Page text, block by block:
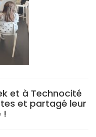
et à Technocité
et partagé leur
!